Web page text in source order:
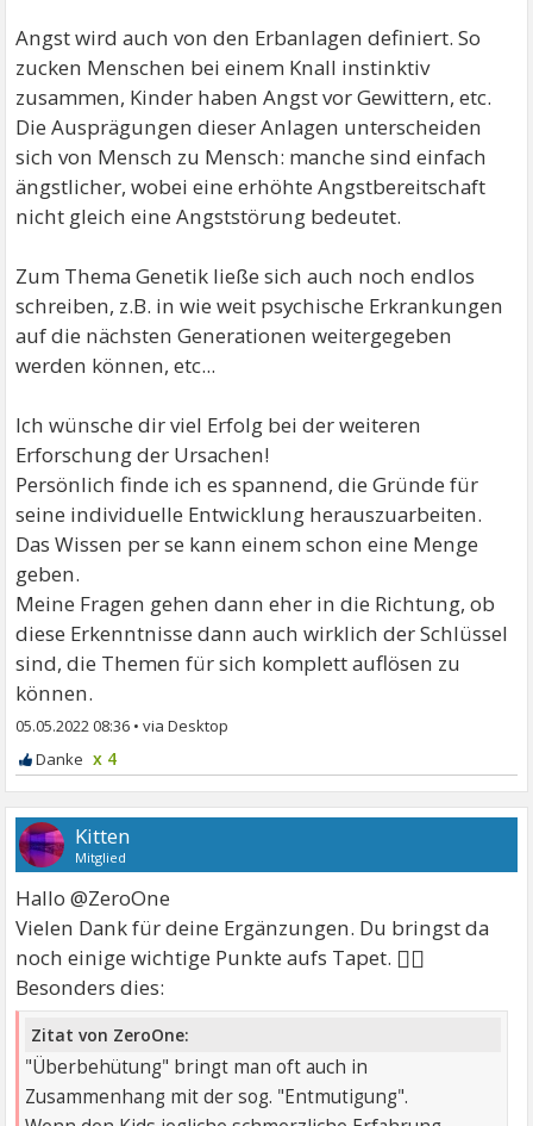
Angst wird auch von den Erbanlagen definiert. So
zucken Menschen bei einem Knall instinktiv
zusammen, Kinder haben Angst vor Gewittern, etc.
Die Ausprägungen dieser Anlagen unterscheiden
sich von Mensch zu Mensch: manche sind einfach
ängstlicher, wobei eine erhöhte Angstbereitschaft
nicht gleich eine Angststörung bedeutet.
Zum Thema Genetik ließe sich auch noch endlos
schreiben, z.B. in wie weit psychische Erkrankungen
auf die nächsten Generationen weitergegeben
werden können, etc...
Ich wünsche dir viel Erfolg bei der weiteren
Erforschung der Ursachen!
Persönlich finde ich es spannend, die Gründe für
seine individuelle Entwicklung herauszuarbeiten.
Das Wissen per se kann einem schon eine Menge
geben.
Meine Fragen gehen dann eher in die Richtung, ob
diese Erkenntnisse dann auch wirklich der Schlüssel
sind, die Themen für sich komplett auflösen zu
können.
05.05.2022 08:36 •
x 4
Kitten
Mitglied
Hallo @ZeroOne
Vielen Dank für deine Ergänzungen. Du bringst da
noch einige wichtige Punkte aufs Tapet. 🙋‍♀
Besonders dies:
Zitat von ZeroOne:
"Überbehütung" bringt man oft auch in
Zusammenhang mit der sog. "Entmutigung".